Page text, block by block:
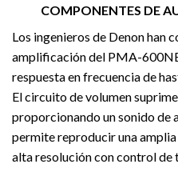
COMPONENTES DE
Los ingenieros de Denon han
amplificación del PMA-
respuesta en frecuencia de
El circuito de volumen
proporcionando un sonido de
permite reproducir una
alta resolución con control de